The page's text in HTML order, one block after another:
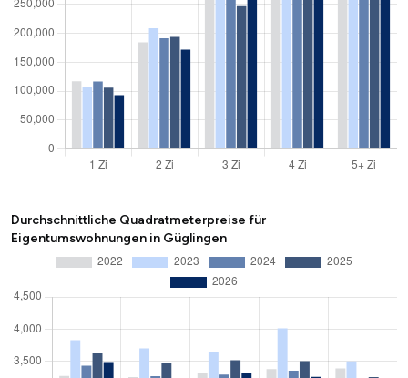
Durchschnittliche Quadratmeterpreise für
Eigentumswohnungen in Güglingen